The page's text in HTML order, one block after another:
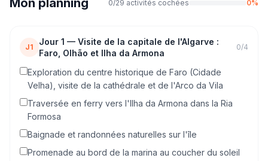
Mon planning 0/29 activités cochées 0%
J1
Jour 1 — Visite de la capitale de l'Algarve :
Faro, Olhão et Ilha da Armona
0/4
Exploration du centre historique de Faro (Cidade
Velha), visite de la cathédrale et de l'Arco da Vila
Traversée en ferry vers l'Ilha da Armona dans la Ria
Formosa
Baignade et randonnées naturelles sur l'île
Promenade au bord de la marina au coucher du soleil